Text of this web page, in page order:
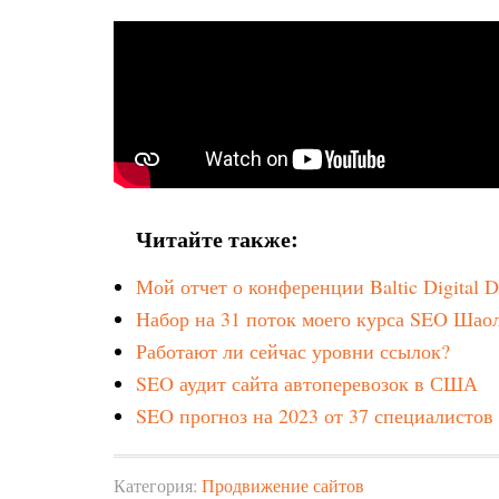
Читайте также:
Мой отчет о конференции Baltic Digital
Набор на 31 поток моего курса SEO
Работают ли сейчас уровни ссылок?
SEO аудит сайта автоперевозок в США
SEO прогноз на 2023 от 37 специалистов
Категория: Продвижение сайтов